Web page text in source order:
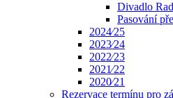
Divadlo
Pasování
2024⁄25
2023⁄24
2022⁄23
2021⁄22
2020⁄21
Rezervace termínu pro